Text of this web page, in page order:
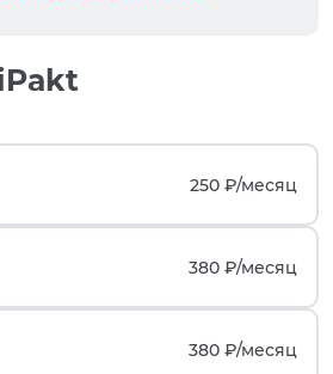
250 ₽/месяц
380 ₽/месяц
380 ₽/месяц